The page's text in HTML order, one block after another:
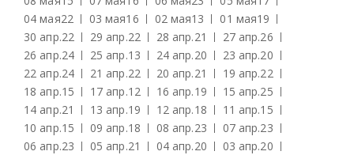
04 мая22 03 мая16 02 мая13 01 мая19
30 апр.22 29 апр.22 28 апр.21 27 апр.26
26 апр.24 25 апр.13 24 апр.20 23 апр.20
22 апр.24 21 апр.22 20 апр.21 19 апр.22
18 апр.15 17 апр.12 16 апр.19 15 апр.25
14 апр.21 13 апр.19 12 апр.18 11 апр.15
10 апр.15 09 апр.18 08 апр.23 07 апр.23
06 апр.23 05 апр.21 04 апр.20 03 апр.20